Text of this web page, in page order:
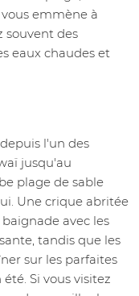
emmène à
souvent des
eaux chaudes et
l'un des
jusqu'au
plage de sable
Une crique abritée
avec les
tandis que les
sur les parfaites
Si vous visitez